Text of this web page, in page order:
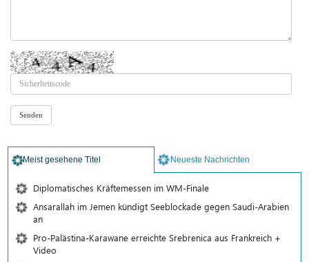
Meist gesehene Titel Neueste Nachrichten
Diplomatisches Kräftemessen im WM-Finale
Ansarallah im Jemen kündigt Seeblockade gegen Saudi-Arabien
an
Pro-Palästina-Karawane erreichte Srebrenica aus Frankreich +
Video